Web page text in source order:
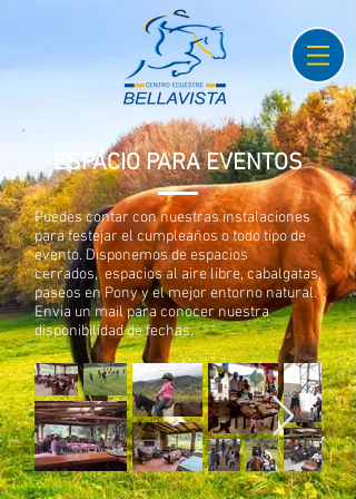
ESPACIO PARA EVENTOS
Puedes contar con nuestras instalaciones
para festejar el cumpleaños o todo tipo de
evento. Disponemos de espacios
cerrados, espacios al aire libre, cabalgatas,
paseos en Pony y el mejor entorno natural.
Envia un mail para conocer nuestra
disponibilidad de fechas.